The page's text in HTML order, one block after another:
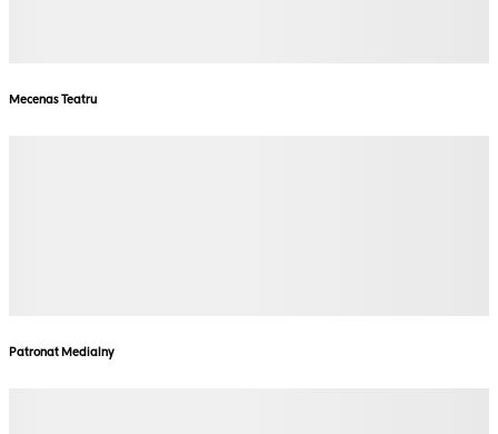
Mecenas Teatru
Patronat Medialny